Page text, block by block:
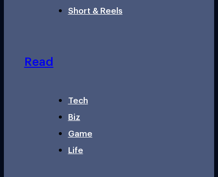
Short & Reels
Read
Tech
Biz
Game
Life